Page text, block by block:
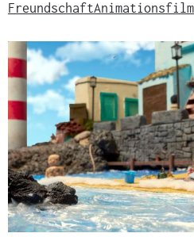
FreundschaftAnimationsfilm